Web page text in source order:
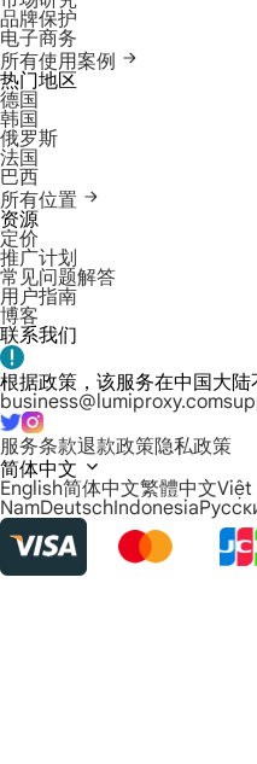
品牌保护
电子商务
所有使用案例
热门地区
德国
韩国
俄罗斯
法国
巴西
所有位置
资源
定价
推广计划
常见问题解答
用户指南
博客
联系我们
根据政策，该服务在中国大陆
business@lumiproxy.com
服务条款退款政策隐私政策
简体中文
English简体中文繁體中文Việt
NamDeutschIndonesia